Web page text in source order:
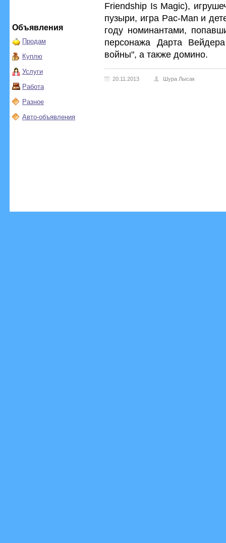
Объявления
Продам
Куплю
Услуги
Работа
Разное
Авто-объявления
Friendship Is Magic),
пузыри, игра Pac-Man и
году номинантами,
персонажа Дарта
войны", а также домино.
20.11.2013 Шура Лысак